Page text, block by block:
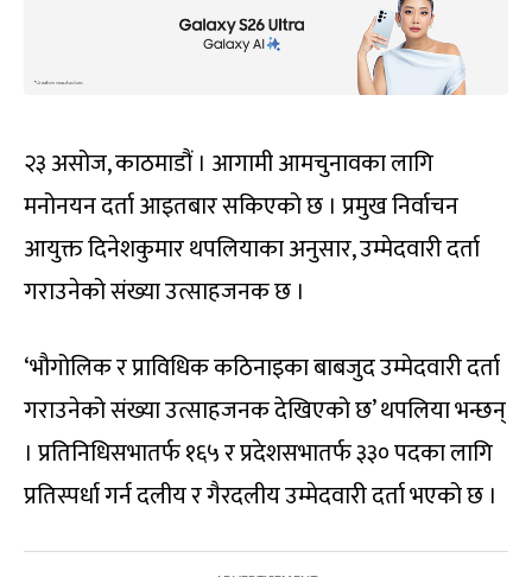
२३ असोज, काठमाडौं । आगामी आमचुनावका लागि
मनोनयन दर्ता आइतबार सकिएको छ । प्रमुख निर्वाचन
आयुक्त दिनेशकुमार थपलियाका अनुसार, उम्मेदवारी दर्ता
गराउनेको संख्या उत्साहजनक छ ।
‘भौगोलिक र प्राविधिक कठिनाइका बाबजुद उम्मेदवारी दर्ता
गराउनेको संख्या उत्साहजनक देखिएको छ’ थपलिया भन्छन्
। प्रतिनिधिसभातर्फ १६५ र प्रदेशसभातर्फ ३३० पदका लागि
प्रतिस्पर्धा गर्न दलीय र गैरदलीय उम्मेदवारी दर्ता भएको छ ।